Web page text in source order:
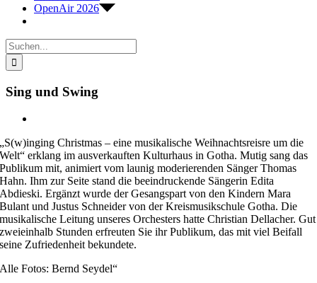
OpenAir 2026
Suche
nach:
Sing und Swing
Bild
„S(w)inging Christmas – eine musikalische Weihnachtsreisre um die
Welt“ erklang im ausverkauften Kulturhaus in Gotha. Mutig sang das
Publikum mit, animiert vom launig moderierenden Sänger Thomas
Hahn. Ihm zur Seite stand die beeindruckende Sängerin Edita
Abdieski. Ergänzt wurde der Gesangspart von den Kindern Mara
Bulant und Justus Schneider von der Kreismusikschule Gotha. Die
musikalische Leitung unseres Orchesters hatte Christian Dellacher. Gut
zweieinhalb Stunden erfreuten Sie ihr Publikum, das mit viel Beifall
seine Zufriedenheit bekundete.
Alle Fotos: Bernd Seydel“